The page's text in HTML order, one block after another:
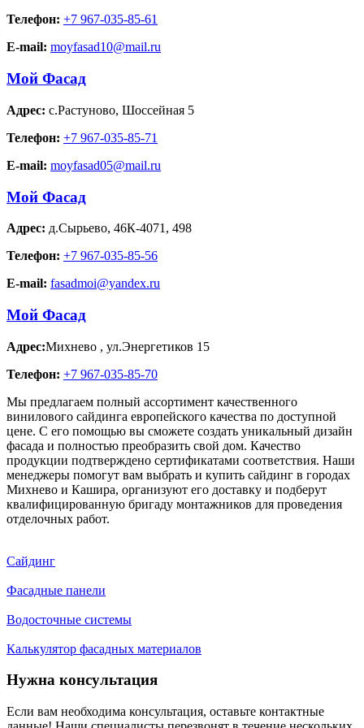
Телефон: +7 967-035-85-61
E-mail: moyfasad10@mail.ru
Мой Фасад
Адрес: с.Растуново, Шоссейная 5
Телефон: +7 967-035-85-71
E-mail: moyfasad05@mail.ru
Мой Фасад
Адрес: д.Сырьево, 46К-4071, 498
Телефон: +7 967-035-85-56
E-mail: fasadmoi@yandex.ru
Мой Фасад
Адрес:Михнево , ул.Энергетиков 15
Телефон: +7 967-035-85-70
Мы предлагаем полный ассортимент качественного
винилового сайдинга европейского качества по доступной
цене. С его помощью вы сможете создать уникальный дизайн
фасада и полностью преобразить свой дом. Качество
продукции подтверждено сертификатами соответствия. Наши
менеджеры помогут вам выбрать и купить сайдинг в городах
Михнево и Кашира, организуют его доставку и подберут
квалифицированную бригаду монтажников для проведения
отделочных работ.
Сайдинг
Фасадные панели
Водосточные системы
Калькулятор фасадных материалов
Нужна консультация
Если вам необходима консультация, оставьте контактные